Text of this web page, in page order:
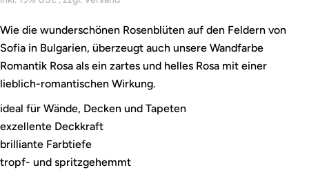
Wie die wunderschönen Rosenblüten auf den Feldern von
Sofia in Bulgarien, überzeugt auch unsere Wandfarbe
Romantik Rosa als ein zartes und helles Rosa mit einer
lieblich-romantischen Wirkung.
ideal für Wände, Decken und Tapeten
exzellente Deckkraft
brilliante Farbtiefe
tropf- und spritzgehemmt